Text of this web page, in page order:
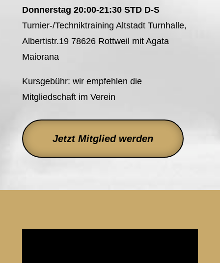
Donnerstag 20:00-21:30 STD D-S
Turnier-/Techniktraining Altstadt Turnhalle,
Albertistr.19 78626 Rottweil mit Agata
Maiorana
Kursgebühr: wir empfehlen die
Mitgliedschaft im Verein
Jetzt Mitglied werden